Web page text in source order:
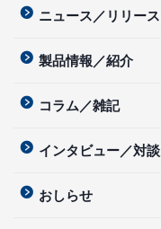
ニュース／リリース
製品情報／紹介
コラム／雑記
インタビュー／対談
おしらせ